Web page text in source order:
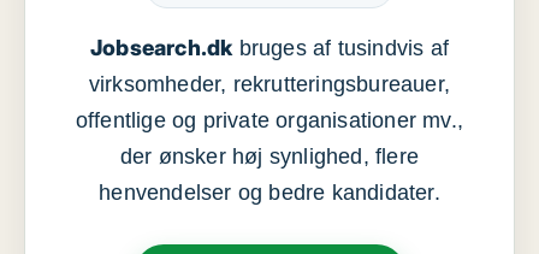
Jobsearch.dkbruges af tusindvis af
virksomheder, rekrutteringsbureauer,
offentlige og private organisationer mv.,
der ønsker høj synlighed, flere
henvendelser og bedre kandidater.